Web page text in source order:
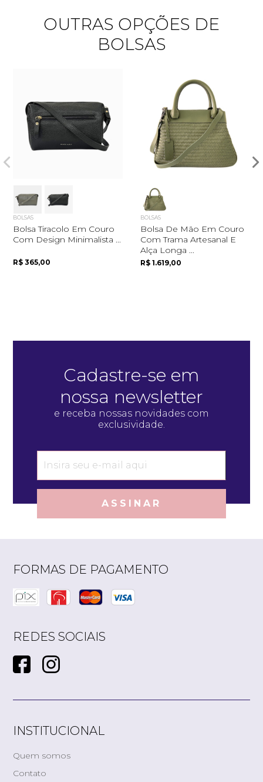
Quero me cadastrar
OUTRAS OPÇÕES DE
BOLSAS
BOLSAS
Bolsa Tiracolo Em Couro
Com Design Minimalista ...
R$ 365,00
BOLSAS
Bolsa De Mão Em Couro
Com Trama Artesanal E
Alça Longa ...
R$ 1.619,00
Cadastre-se em
nossa newsletter
e receba nossas novidades com
exclusividade.
ASSINAR
FORMAS DE PAGAMENTO
REDES SOCIAIS
INSTITUCIONAL
Quem somos
Contato